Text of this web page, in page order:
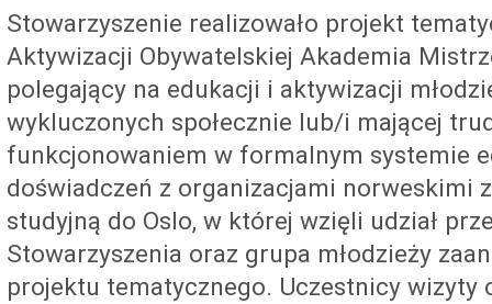
Stowarzyszenie realizowało projekt
Aktywizacji Obywatelskiej Akademia
polegający na edukacji i aktywizacji
wykluczonych społecznie lub/i mającej
funkcjonowaniem w formalnym systemie
doświadczeń z organizacjami norweskimi
studyjną do Oslo, w której wzięli udział
Stowarzyszenia oraz grupa młodzieży
projektu tematycznego. Uczestnicy wizyty